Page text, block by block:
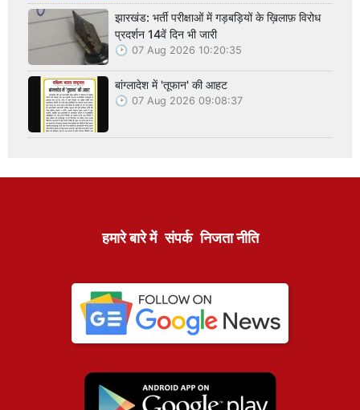
झारखंड: भर्ती परीक्षाओं में गड़बड़ियों के ख़िलाफ़ विरोध
प्रदर्शन 14वें दिन भी जारी
07 Aug 2026 10:20:35
बांग्लादेश में 'तूफान' की आहट
07 Aug 2026 09:08:37
हमारे बारे में संपर्क निजता नीति